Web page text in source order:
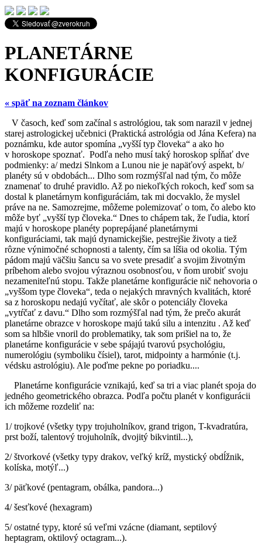
PLANETÁRNE
KONFIGURÁCIE
« späť na zoznam článkov
V časoch, keď som začínal s astrológiou, tak som narazil v jednej
starej astrologickej učebnici (Praktická astrológia od Jána Kefera) na
poznámku, kde autor spomína „vyšší typ človeka“ a ako ho
v horoskope spoznať. Podľa neho musí taký horoskop spĺňať dve
podmienky: a/ medzi Slnkom a Lunou nie je napäťový aspekt, b/
planéty sú v obdobách... Dlho som rozmýšľal nad tým, čo môže
znamenať to druhé pravidlo. Až po niekoľkých rokoch, keď som sa
dostal k planetárnym konfiguráciám, tak mi docvaklo, že myslel
práve na ne. Samozrejme, môžeme polemizovať o tom, čo alebo kto
môže byť „vyšší typ človeka.“ Dnes to chápem tak, že ľudia, ktorí
majú v horoskope planéty poprepájané planetárnymi
konfiguráciami, tak majú dynamickejšie, pestrejšie životy a tiež
rôzne výnimočné schopnosti a talenty, čím sa líšia od okolia. Tým
pádom majú väčšiu šancu sa vo svete presadiť a svojim životným
príbehom alebo svojou výraznou osobnosťou, v ňom urobiť svoju
nezameniteľnú stopu. Takže planetárne konfigurácie nič nehovoria o
„vyššom type človeka“, teda o nejakých mravných kvalitách, ktoré
sa z horoskopu nedajú vyčítať, ale skôr o potenciály človeka
„vytŕčať z davu.“ Dlho som rozmýšľal nad tým, že prečo akurát
planetárne obrazce v horoskope majú takú silu a intenzitu . Až keď
som sa hlbšie vnoril do problematiky, tak som prišiel na to, že
planetárne konfigurácie v sebe spájajú tvarovú psychológiu,
numerológiu (symboliku čísiel), tarot, midpointy a harmónie (t.j.
védsku astrológiu). Ale poďme pekne po poriadku....
Planetárne konfigurácie vznikajú, keď sa tri a viac planét spoja do
jedného geometrického obrazca. Podľa počtu planét v konfigurácii
ich môžeme rozdeliť na:
1/ trojkové (všetky typy trojuholníkov, grand trigon, T-kvadratúra,
prst boží, talentový trojuholník, dvojitý bikvintil...),
2/ štvorkové (všetky typy drakov, veľký kríž, mystický obdĺžnik,
kolíska, motýľ...)
3/ päťkové (pentagram, obálka, pandora...)
4/ šesťkové (hexagram)
5/ ostatné typy, ktoré sú veľmi vzácne (diamant, septilový
heptagram, oktilový octagram...).